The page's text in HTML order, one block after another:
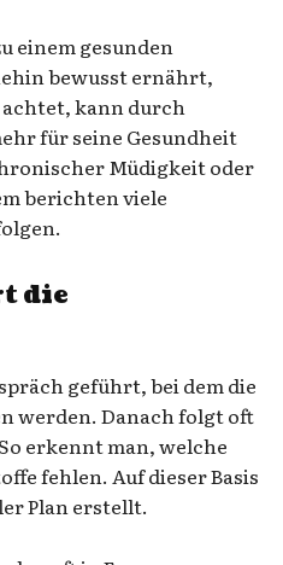
einem gesunden
bewusst ernährt,
kann durch
für seine Gesundheit
Müdigkeit oder
berichten viele
die
geführt, bei dem die
werden. Danach folgt oft
erkennt man, welche
fehlen. Auf dieser Basis
Plan erstellt.